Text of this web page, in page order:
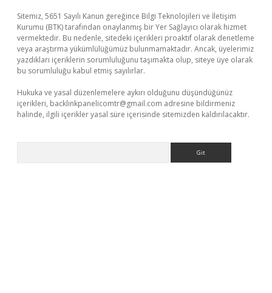
Sitemiz, 5651 Sayılı Kanun gereğince Bilgi Teknolojileri ve İletişim
Kurumu (BTK) tarafından onaylanmış bir Yer Sağlayıcı olarak hizmet
vermektedir. Bu nedenle, sitedeki içerikleri proaktif olarak denetleme
veya araştırma yükümlülüğümüz bulunmamaktadır. Ancak, üyelerimiz
yazdıkları içeriklerin sorumluluğunu taşımakta olup, siteye üye olarak
bu sorumluluğu kabul etmiş sayılırlar.
Hukuka ve yasal düzenlemelere aykırı olduğunu düşündüğünüz
içerikleri, backlinkpanelicomtr@gmail.com adresine bildirmeniz
halinde, ilgili içerikler yasal süre içerisinde sitemizden kaldırılacaktır.